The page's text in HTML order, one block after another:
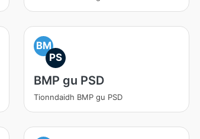
BM
PS
BMP gu PSD
Tionndaidh BMP gu PSD